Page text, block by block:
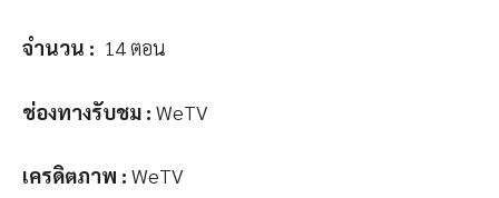
จำนวน : 14 ตอน
ช่องทางรับชม : WeTV
เครดิตภาพ : WeTV